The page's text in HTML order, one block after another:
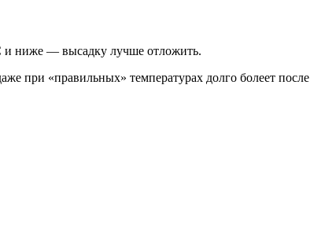
и ниже — высадку лучше отложить.
при «правильных» температурах долго болеет после